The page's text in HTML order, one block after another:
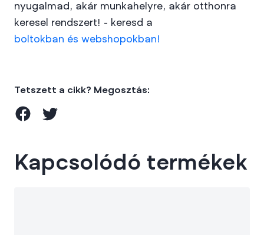
nyugalmad, akár munkahelyre, akár otthonra
keresel rendszert! - keresd a
boltokban és webshopokban!
Tetszett a cikk? Megosztás:
Kapcsolódó termékek